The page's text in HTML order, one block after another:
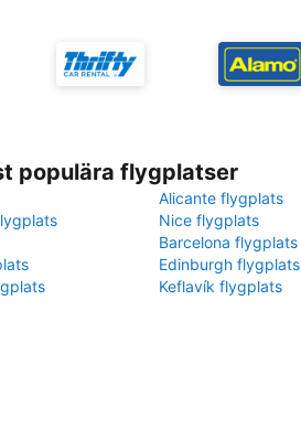
populära flygplatser
Alicante flygplats
Nice flygplats
Barcelona flygplats
Edinburgh flygplats
Keflavík flygplats